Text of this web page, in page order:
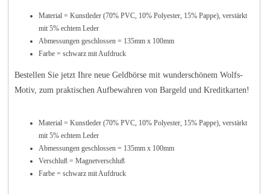
Material = Kunstleder (70% PVC, 10% Polyester, 15% Pappe), verstärkt
mit 5% echtem Leder
Abmessungen geschlossen = 135mm x 100mm
Farbe = schwarz mit Aufdruck
Bestellen Sie jetzt Ihre neue Geldbörse mit wunderschönem Wolfs-
Motiv, zum praktischen Aufbewahren von Bargeld und Kreditkarten!
Material = Kunstleder (70% PVC, 10% Polyester, 15% Pappe), verstärkt
mit 5% echtem Leder
Abmessungen geschlossen = 135mm x 100mm
Verschluß = Magnetverschluß
Farbe = schwarz mit Aufdruck